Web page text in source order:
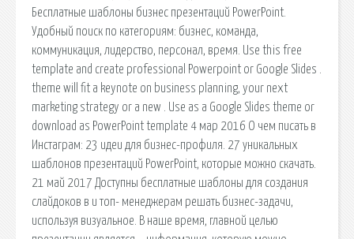
Бесплатные шаблоны бизнес презентаций PowerPoint.
Удобный поиск по категориям: бизнес, команда,
коммуникация, лидерство, персонал, время. Use this free
template and create professional Powerpoint or Google Slides .
theme will fit a keynote on business planning, your next
marketing strategy or a new . Use as a Google Slides theme or
download as PowerPoint template 4 мар 2016 О чем писать в
Инстаграм: 23 идеи для бизнес-профиля. 27 уникальных
шаблонов презентаций PowerPoint, которые можно скачать.
21 май 2017 Доступны бесплатные шаблоны для создания
слайдоков в и топ- менеджерам решать бизнес-задачи,
используя визуальное. В наше время, главной целью